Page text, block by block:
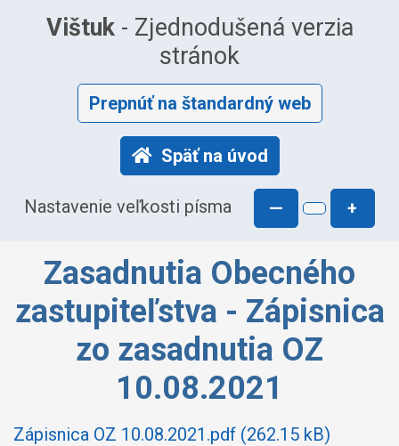
Vištuk- Zjednodušená verzia
stránok
Prepnúť na štandardný web
Späť na úvod
Nastavenie veľkosti písma — +
Zasadnutia Obecného
zastupiteľstva - Zápisnica
zo zasadnutia OZ
10.08.2021
Zápisnica OZ 10.08.2021.pdf (262.15 kB)